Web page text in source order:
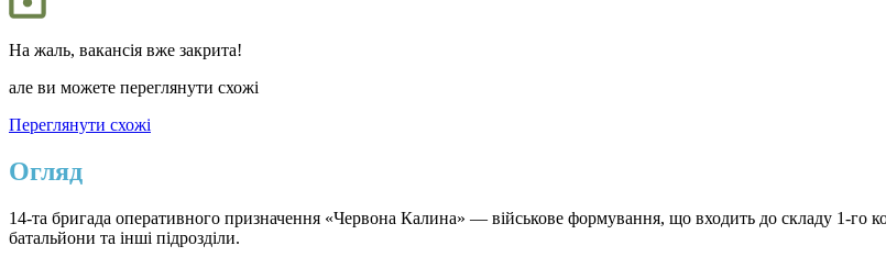
На жаль, вакансія вже закрита!
але ви можете переглянути схожі
Переглянути схожі
Огляд
14-та бригада оперативного призначення «Червона Калина» — військове формування, що входить до складу 1-го
батальйони та інші підрозділи.